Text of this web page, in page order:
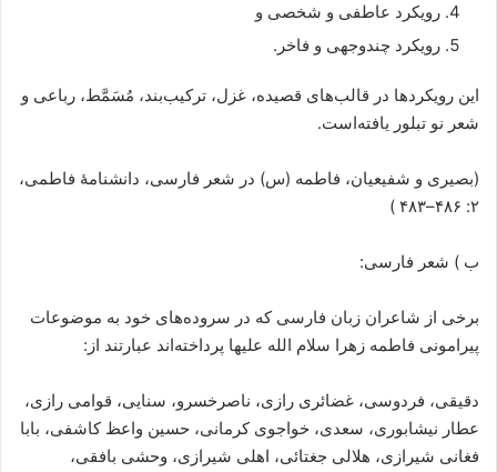
رویکرد عاطفی و شخصی و
رویکرد چندوجهی و فاخر.
این رویکردها در قالب‌های قصیده، غزل، ترکیب‌بند، مُسَمَّط، رباعی و
شعر نو تبلور یافته‌است.
(بصیری و شفیعیان، فاطمه (س) در شعر فارسی، دانشنامهٔ فاطمی،
۲: ‎ ۴۸۳–۴۸۶)
ب ) شعر فارسی:
برخی از شاعران زبان فارسی که در سروده‌های خود به موضوعات
پیرامونی فاطمه زهرا سلام الله علیها پرداخته‌اند عبارتند از:
دقیقی، فردوسی، غضائری رازی، ناصرخسرو، سنایی، قوامی رازی،
عطار نیشابوری، سعدی، خواجوی کرمانی، حسین واعظ کاشفی، بابا
فغانی شیرازی، هلالی جغتائی، اهلی شیرازی، وحشی بافقی،